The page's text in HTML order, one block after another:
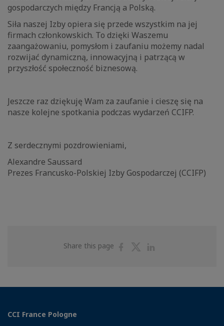
gospodarczych między Francją a Polską.
Siła naszej Izby opiera się przede wszystkim na jej
firmach członkowskich. To dzięki Waszemu
zaangażowaniu, pomysłom i zaufaniu możemy nadal
rozwijać dynamiczną, innowacyjną i patrzącą w
przyszłość społeczność biznesową.
Jeszcze raz dziękuję Wam za zaufanie i cieszę się na
nasze kolejne spotkania podczas wydarzeń CCIFP.
Z serdecznymi pozdrowieniami,
Alexandre Saussard
Prezes Francusko-Polskiej Izby Gospodarczej (CCIFP)
Share this page
ShareShare
CCI France Pologne